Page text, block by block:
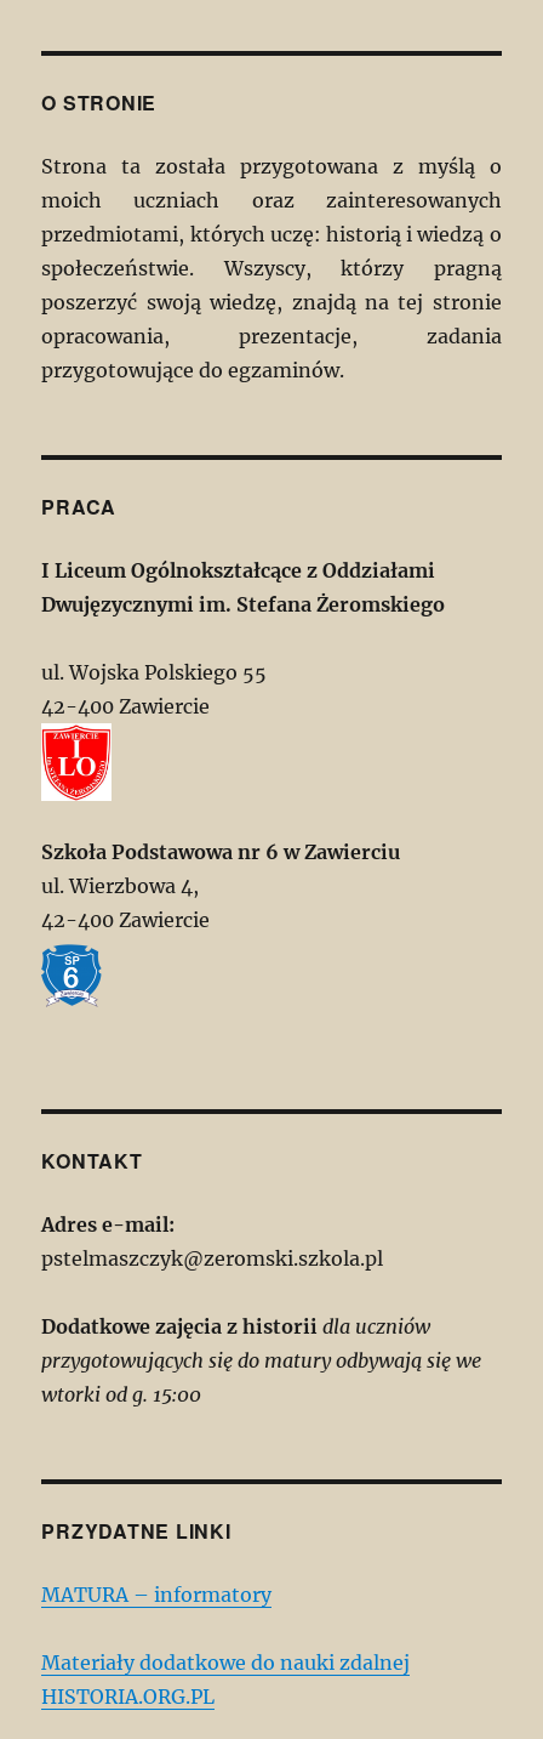
O STRONIE
Strona ta została przygotowana z myślą o
moich uczniach oraz zainteresowanych
przedmiotami, których uczę: historią i wiedzą o
społeczeństwie. Wszyscy, którzy pragną
poszerzyć swoją wiedzę, znajdą na tej stronie
opracowania, prezentacje, zadania
przygotowujące do egzaminów.
PRACA
I Liceum Ogólnokształcące z Oddziałami
Dwujęzycznymi im. Stefana Żeromskiego
ul. Wojska Polskiego 55
42-400 Zawiercie
Szkoła Podstawowa nr 6 w Zawierciu
ul. Wierzbowa 4,
42-400 Zawiercie
KONTAKT
Adres e-mail:
pstelmaszczyk@zeromski.szkola.pl
Dodatkowe zajęcia z historii dla uczniów
przygotowujących się do matury odbywają się we
wtorki od g. 15:00
PRZYDATNE LINKI
MATURA – informatory
Materiały dodatkowe do nauki zdalnej
HISTORIA.ORG.PL